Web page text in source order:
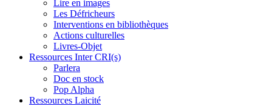
Lire en images
Les Défricheurs
Interventions en bibliothèques
Actions culturelles
Livres-Objet
Ressources Inter CRI(s)
Parlera
Doc en stock
Pop Alpha
Ressources Laicité